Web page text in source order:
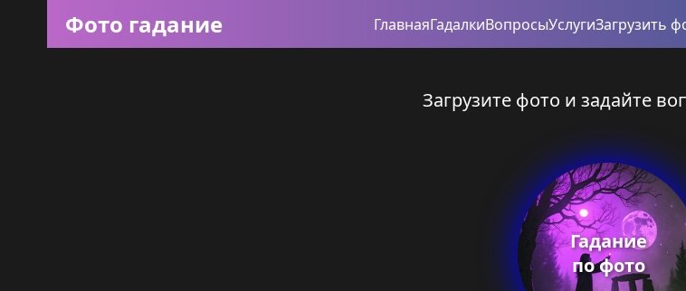
Фото гадание ГлавнаяГадалкиВопросыУслугиЗагрузить
Загрузите фото и задайте
Гадание
по фото